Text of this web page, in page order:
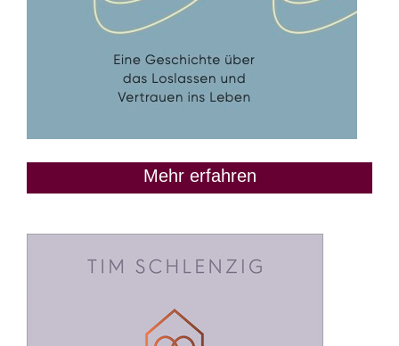
Mehr erfahren